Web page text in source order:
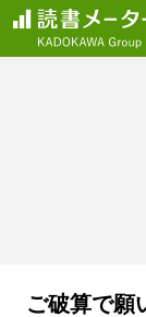
ご破算で願